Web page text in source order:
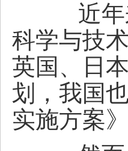
近年来
科学与技
英国、日
划，我国
实施方案